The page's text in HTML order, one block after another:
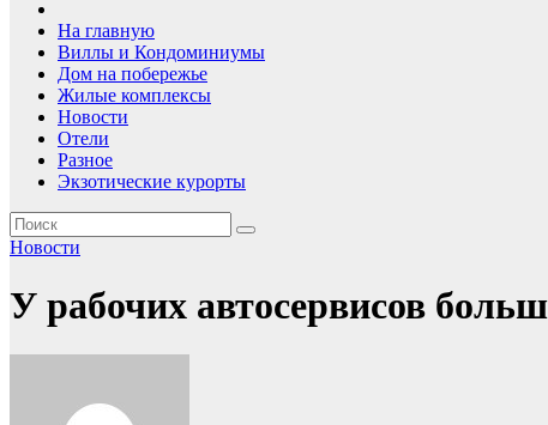
На главную
Виллы и Кондоминиумы
Дом на побережье
Жилые комплексы
Новости
Отели
Разное
Экзотические курорты
Новости
У рабочих автосервисов